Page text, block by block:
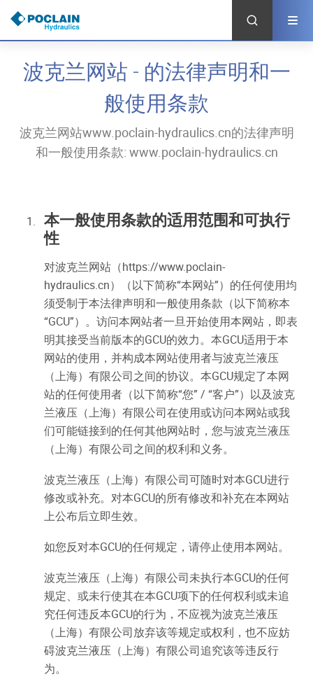
转
主
波克兰网站 - 的法律声明和一
般使用条款
波克兰网站www.poclain-hydraulics.cn的法律声明
和一般使用条款: www.poclain-hydraulics.cn
本一般使用条款的适用范围和可执行
性
对波克兰网站（https://www.poclain-
hydraulics.cn）（以下简称“本网站”）的任何使用均
须受制于本法律声明和一般使用条款（以下简称本
“GCU”）。访问本网站者一旦开始使用本网站，即表
明其接受当前版本的GCU的效力。本GCU适用于本
网站的使用，并构成本网站使用者与波克兰液压
（上海）有限公司之间的协议。本GCU规定了本网
站的任何使用者（以下简称“您” / “客户”）以及波克
兰液压（上海）有限公司在使用或访问本网站或我
们可能链接到的任何其他网站时，您与波克兰液压
（上海）有限公司之间的权利和义务。
波克兰液压（上海）有限公司可随时对本GCU进行
修改或补充。对本GCU的所有修改和补充在本网站
上公布后立即生效。
如您反对本GCU的任何规定，请停止使用本网站。
波克兰液压（上海）有限公司未执行本GCU的任何
规定、或未行使其在本GCU项下的任何权利或未追
究任何违反本GCU的行为，不应视为波克兰液压
（上海）有限公司放弃该等规定或权利，也不应妨
碍波克兰液压（上海）有限公司追究该等违反行
为。